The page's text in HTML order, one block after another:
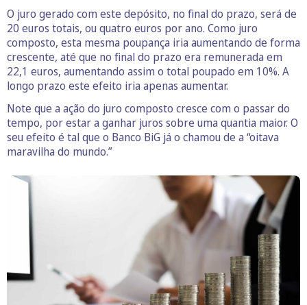
O juro gerado com este depósito, no final do prazo, será de
20 euros totais, ou quatro euros por ano. Como juro
composto, esta mesma poupança iria aumentando de forma
crescente, até que no final do prazo era remunerada em
22,1 euros, aumentando assim o total poupado em 10%. A
longo prazo este efeito iria apenas aumentar.
Note que a ação do juro composto cresce com o passar do
tempo, por estar a ganhar juros sobre uma quantia maior. O
seu efeito é tal que o Banco BiG já o chamou de a “oitava
maravilha do mundo.”